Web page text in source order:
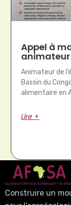
Appel à
animateur
Animateur de
Bassin du
alimentaire en
Lire +
Construire un